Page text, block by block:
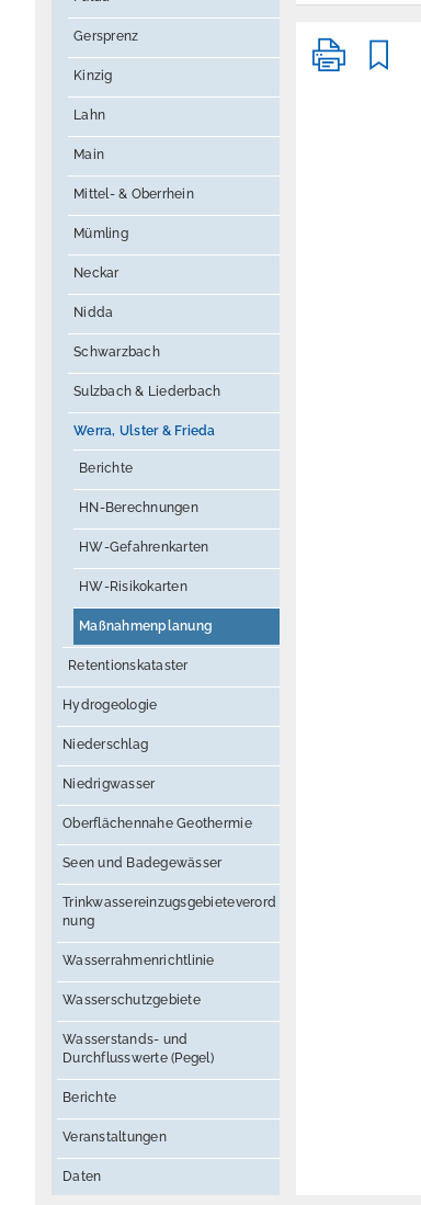
Gersprenz
Kinzig
Lahn
Main
Mittel- & Oberrhein
Mümling
Neckar
Nidda
Schwarzbach
Sulzbach & Liederbach
Werra, Ulster & Frieda
Berichte
HN-Berechnungen
HW-Gefahrenkarten
HW-Risikokarten
Maßnahmenplanung
Retentionskataster
Hydrogeologie
Niederschlag
Niedrigwasser
Oberflächennahe Geothermie
Seen und Badegewässer
Trinkwassereinzugsgebieteverord
nung
Wasserrahmenrichtlinie
Wasserschutzgebiete
Wasserstands- und
Durchflusswerte (Pegel)
Berichte
Veranstaltungen
Daten